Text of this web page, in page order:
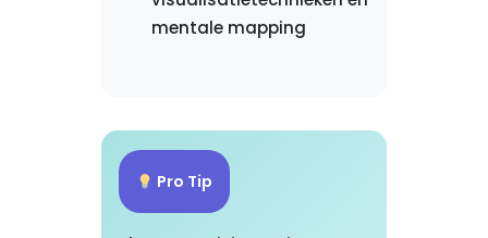
mentale mapping
Pro Tip